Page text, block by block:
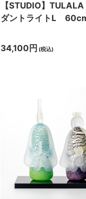
【STUDIO】
ダントライトL
34,100円 (税込)